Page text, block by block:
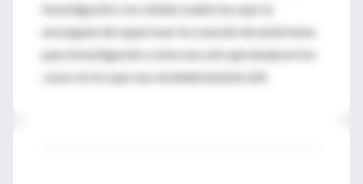
investigación con células madre los que se
encarguen de supervisar la creación de embriones
para investigación y esta sea solo aprobada en los
casos en los que sea verdaderamente útil.